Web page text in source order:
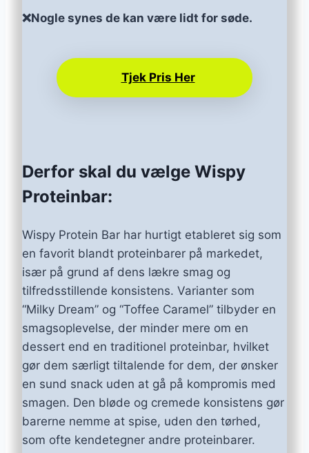
❌Nogle synes de kan være lidt for søde.
Tjek Pris Her
Derfor skal du vælge Wispy
Proteinbar:
Wispy Protein Bar har hurtigt etableret sig som
en favorit blandt proteinbarer på markedet,
især på grund af dens lækre smag og
tilfredsstillende konsistens. Varianter som
“Milky Dream” og “Toffee Caramel” tilbyder en
smagsoplevelse, der minder mere om en
dessert end en traditionel proteinbar, hvilket
gør dem særligt tiltalende for dem, der ønsker
en sund snack uden at gå på kompromis med
smagen. Den bløde og cremede konsistens gør
barerne nemme at spise, uden den tørhed,
som ofte kendetegner andre proteinbarer.